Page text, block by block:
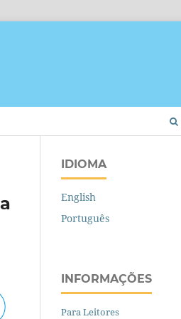
IDIOMA
English
Português
INFORMAÇÕES
Para Leitores